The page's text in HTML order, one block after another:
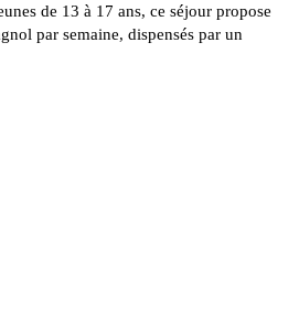
de 13 à 17 ans, ce séjour propose
par semaine, dispensés par un